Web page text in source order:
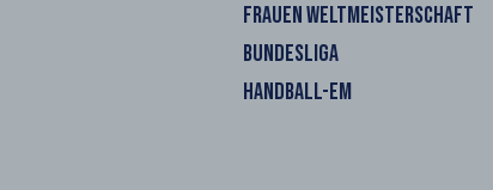
FRAUEN WELTMEISTERSCHAFT
BUNDESLIGA
HANDBALL-EM